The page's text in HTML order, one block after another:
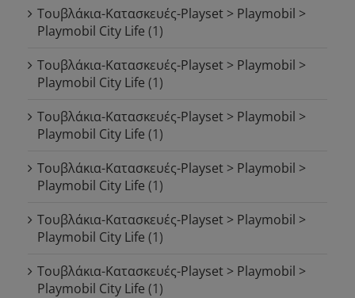
Τουβλάκια-Κατασκευές-Playset > Playmobil >
Playmobil City Life (1)
Τουβλάκια-Κατασκευές-Playset > Playmobil >
Playmobil City Life (1)
Τουβλάκια-Κατασκευές-Playset > Playmobil >
Playmobil City Life (1)
Τουβλάκια-Κατασκευές-Playset > Playmobil >
Playmobil City Life (1)
Τουβλάκια-Κατασκευές-Playset > Playmobil >
Playmobil City Life (1)
Τουβλάκια-Κατασκευές-Playset > Playmobil >
Playmobil City Life (1)